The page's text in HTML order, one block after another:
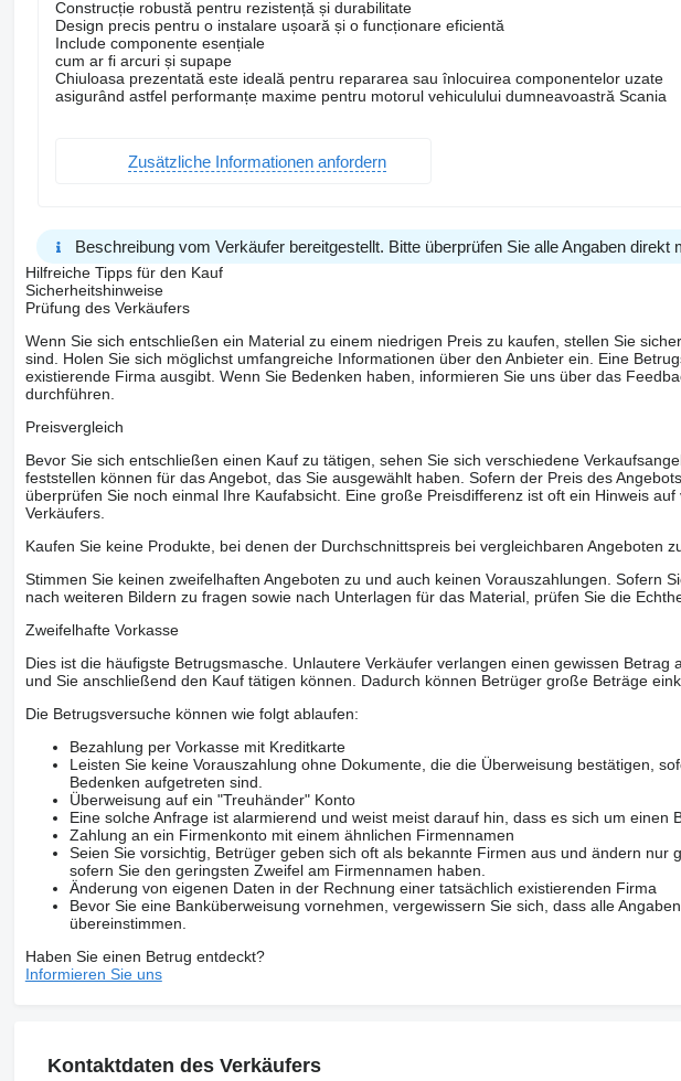
Construcție robustă pentru rezistență și durabilitate
Design precis pentru o instalare ușoară și o funcționare eficientă
Include componente esențiale
cum ar fi arcuri și supape
Chiuloasa prezentată este ideală pentru repararea sau înlocuirea componentelor uzate
asigurând astfel performanțe maxime pentru motorul vehiculului dumneavoastră Scania
Zusätzliche Informationen anfordern
Beschreibung vom Verkäufer bereitgestellt. Bitte überprüfen Sie alle Angaben direkt
Hilfreiche Tipps für den Kauf
Sicherheitshinweise
Prüfung des Verkäufers
Wenn Sie sich entschließen ein Material zu einem niedrigen Preis zu kaufen, stellen Sie
sind. Holen Sie sich möglichst umfangreiche Informationen über den Anbieter ein. Eine
existierende Firma ausgibt. Wenn Sie Bedenken haben, informieren Sie uns über das
durchführen.
Preisvergleich
Bevor Sie sich entschließen einen Kauf zu tätigen, sehen Sie sich verschiedene
feststellen können für das Angebot, das Sie ausgewählt haben. Sofern der Preis des
überprüfen Sie noch einmal Ihre Kaufabsicht. Eine große Preisdifferenz ist oft ein Hinweis
Verkäufers.
Kaufen Sie keine Produkte, bei denen der Durchschnittspreis bei vergleichbaren Angeboten
Stimmen Sie keinen zweifelhaften Angeboten zu und auch keinen Vorauszahlungen. Sofern
nach weiteren Bildern zu fragen sowie nach Unterlagen für das Material, prüfen Sie die
Zweifelhafte Vorkasse
Dies ist die häufigste Betrugsmasche. Unlautere Verkäufer verlangen einen gewissen
und Sie anschließend den Kauf tätigen können. Dadurch können Betrüger große Beträge
Die Betrugsversuche können wie folgt ablaufen:
Bezahlung per Vorkasse mit Kreditkarte
Leisten Sie keine Vorauszahlung ohne Dokumente, die die Überweisung bestätigen,
Bedenken aufgetreten sind.
Überweisung auf ein "Treuhänder" Konto
Eine solche Anfrage ist alarmierend und weist meist darauf hin, dass es sich um einen
Zahlung an ein Firmenkonto mit einem ähnlichen Firmennamen
Seien Sie vorsichtig, Betrüger geben sich oft als bekannte Firmen aus und ändern nur
sofern Sie den geringsten Zweifel am Firmennamen haben.
Änderung von eigenen Daten in der Rechnung einer tatsächlich existierenden Firma
Bevor Sie eine Banküberweisung vornehmen, vergewissern Sie sich, dass alle
übereinstimmen.
Haben Sie einen Betrug entdeckt?
Informieren Sie uns
Kontaktdaten des Verkäufers